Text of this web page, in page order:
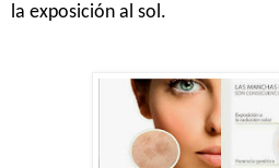
la exposición al sol.